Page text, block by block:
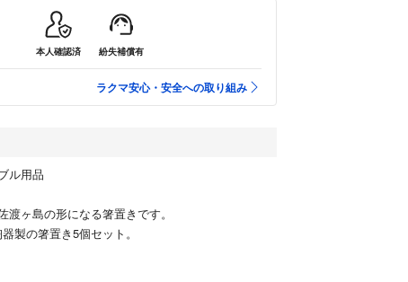
本人確認済 紛失補償有
ラクマ安心・安全への取り組み
ル用品
渡ヶ島の形になる箸置きです。
製の箸置き5個セット。